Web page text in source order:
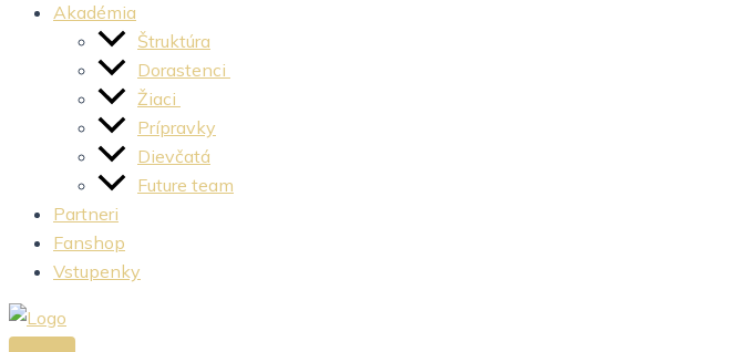
Akadémia
Štruktúra
Dorastenci
Žiaci
Prípravky
Dievčatá
Future team
Partneri
Fanshop
Vstupenky